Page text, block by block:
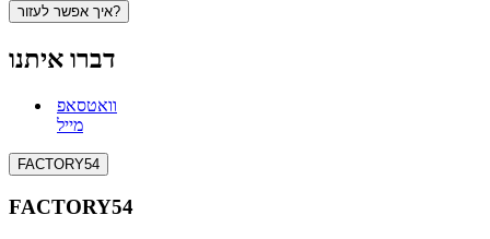
איך אפשר לעזור?
דברו איתנו
וואטסאפ
מייל
FACTORY54
FACTORY54